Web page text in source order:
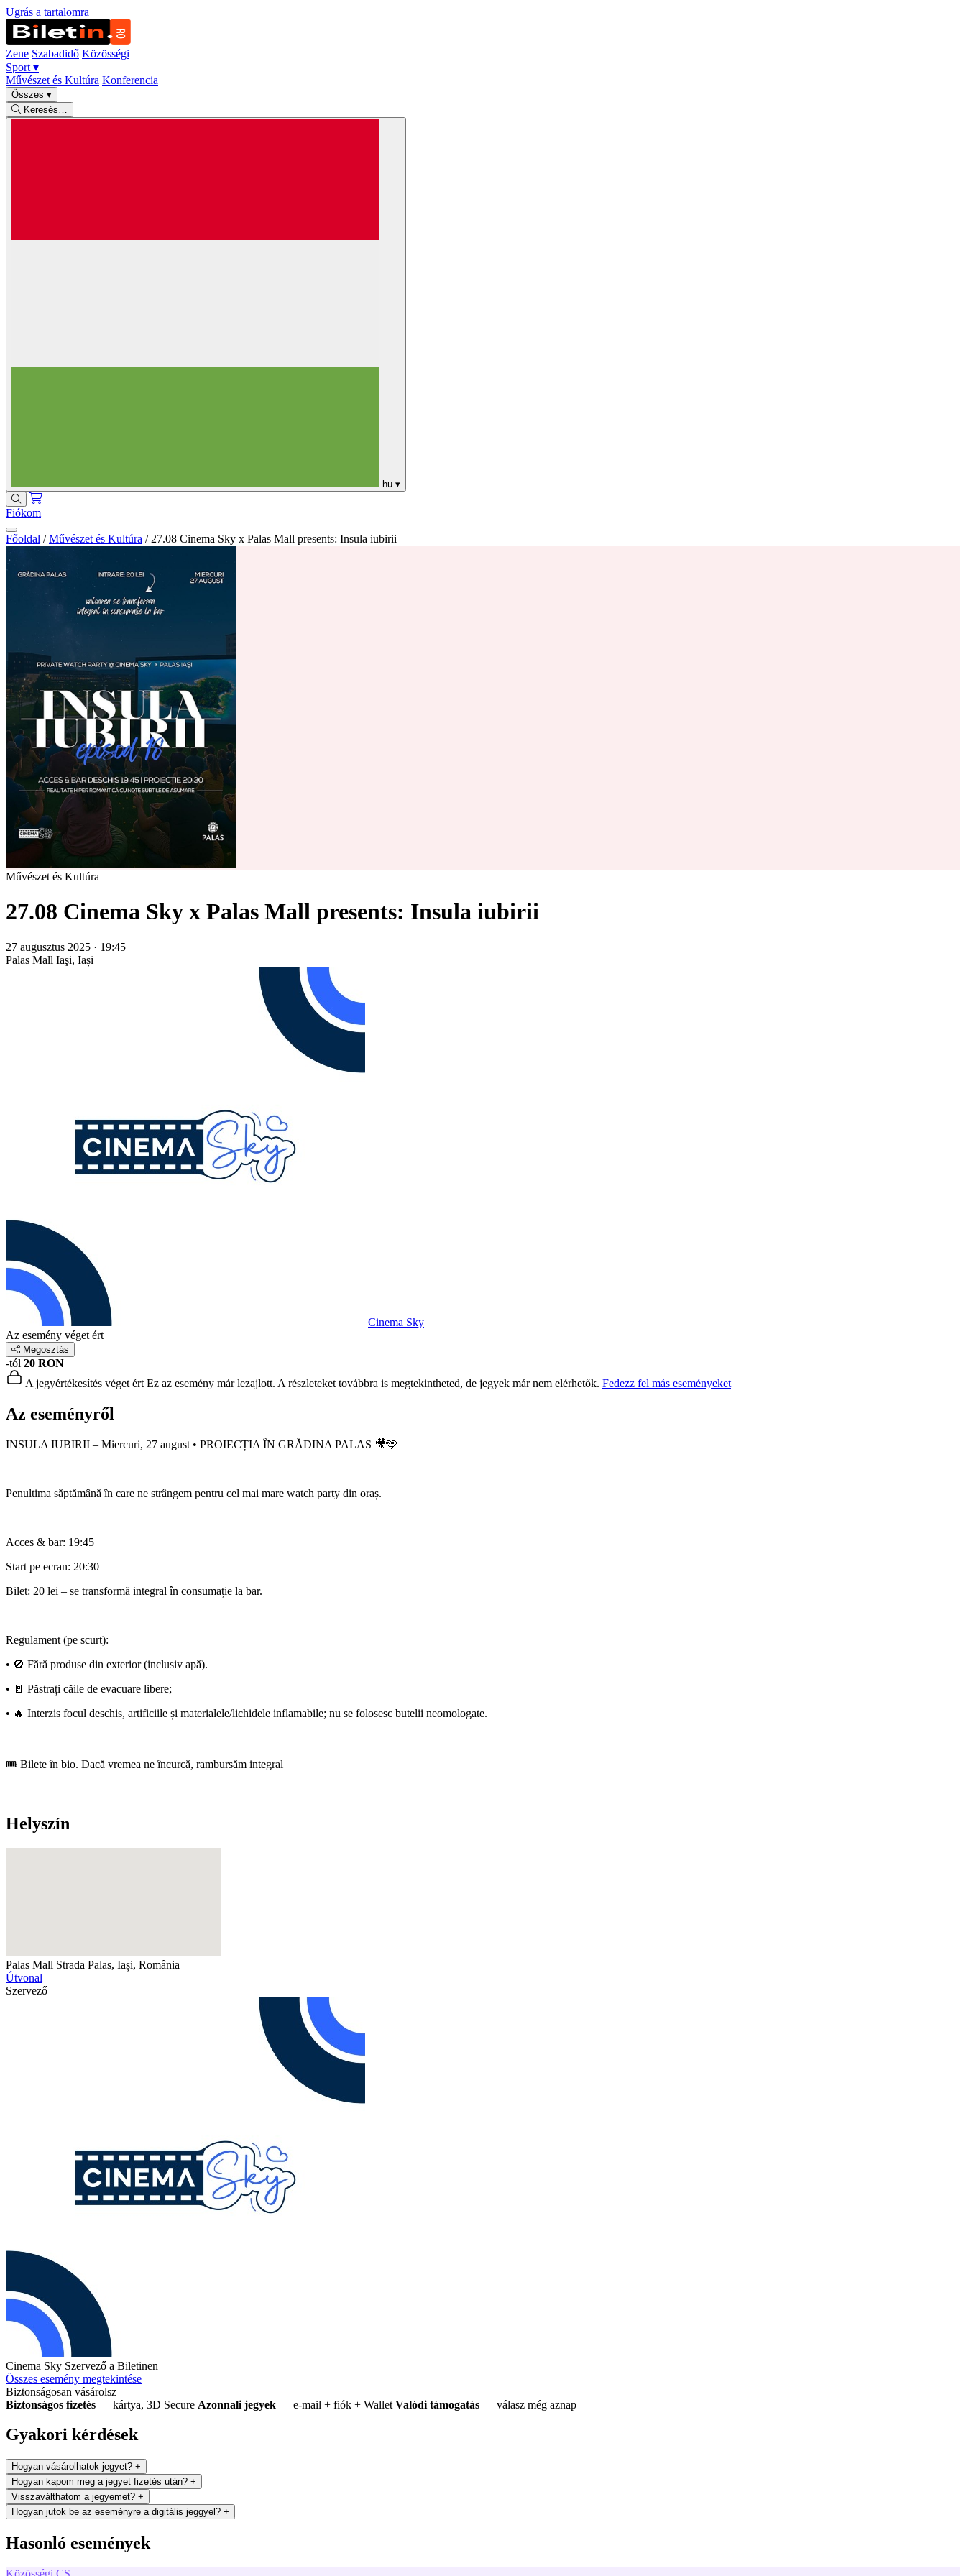
Ugrás a tartalomra
Zene Szabadidő Közösségi
Sport ▾
Művészet és Kultúra Konferencia
Összes ▾
Keresés…
hu ▾
Fiókom
Főoldal / Művészet és Kultúra / 27.08 Cinema Sky x Palas Mall presents: Insula iubirii
Művészet és Kultúra
27.08 Cinema Sky x Palas Mall presents: Insula iubirii
27 augusztus 2025 · 19:45
Palas Mall Iaşi, Iași
Cinema Sky
Az esemény véget ért
Megosztás
-tól 20 RON
A jegyértékesítés véget ért Ez az esemény már lezajlott. A részleteket továbbra is megtekintheted, de jegyek már nem elérhetők. Fedezz fel más eseményeket
Az eseményről
INSULA IUBIRII – Miercuri, 27 august • PROIECȚIA ÎN GRĂDINA PALAS 🎥🩵
Penultima săptămână în care ne strângem pentru cel mai mare watch party din oraș.
Acces & bar: 19:45
Start pe ecran: 20:30
Bilet: 20 lei – se transformă integral în consumație la bar.
Regulament (pe scurt):
• 🚫 Fără produse din exterior (inclusiv apă).
• 🚪 Păstrați căile de evacuare libere;
• 🔥 Interzis focul deschis, artificiile și materialele/lichidele inflamabile; nu se folosesc butelii neomologate.
🎟️ Bilete în bio. Dacă vremea ne încurcă, rambursăm integral
Helyszín
Palas Mall Strada Palas, Iași, România
Útvonal
Szervező
Cinema Sky Szervező a Biletinen
Összes esemény megtekintése
Biztonságosan vásárolsz
Biztonságos fizetés — kártya, 3D Secure Azonnali jegyek — e-mail + fiók + Wallet Valódi támogatás — válasz még aznap
Gyakori kérdések
Hogyan vásárolhatok jegyet? +
Hogyan kapom meg a jegyet fizetés után? +
Visszaválthatom a jegyemet? +
Hogyan jutok be az eseményre a digitális jeggyel? +
Hasonló események